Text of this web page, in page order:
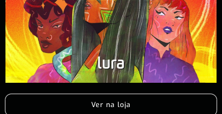
Ver na loja